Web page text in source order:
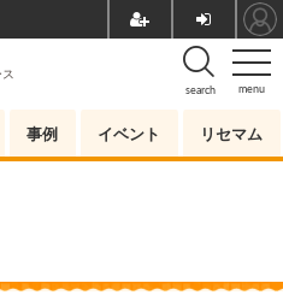
menu
search
事例 イベント リセマム